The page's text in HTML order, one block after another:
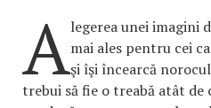
Alegerea unei imagini
mai ales pentru cei
şi îşi încearcă
trebui să fie o treabă atât